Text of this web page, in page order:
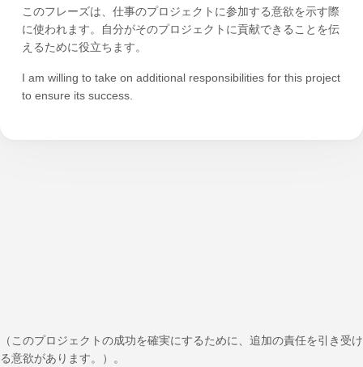
このフレーズは、仕事のプロジェクトに参加する意欲を示す際
に使われます。自分がそのプロジェクトに貢献できることを伝
えるために役立ちます。
I am willing to take on additional responsibilities for this project
to ensure its success.
（このプロジェクトの成功を確実にするために、追加の責任を引き受け
る意欲があります。）。